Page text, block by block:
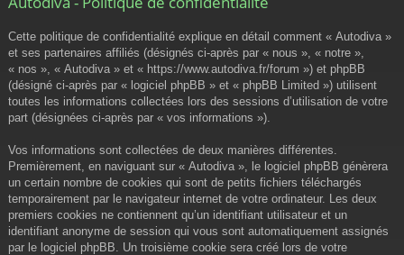
Cette politique de confidentialité explique en détail comment « Autodiva »
et ses partenaires affiliés (désignés ci-après par « nous », « notre »,
« nos », « Autodiva » et « https://www.autodiva.fr/forum ») et phpBB
(désigné ci-après par « logiciel phpBB » et « phpBB Limited ») utilisent
toutes les informations collectées lors des sessions d’utilisation de votre
part (désignées ci-après par « vos informations »).
Vos informations sont collectées de deux manières différentes.
Premièrement, en naviguant sur « Autodiva », le logiciel phpBB génèrera
un certain nombre de cookies qui sont de petits fichiers téléchargés
temporairement par le navigateur internet de votre ordinateur. Les deux
premiers cookies ne contiennent qu’un identifiant utilisateur et un
identifiant anonyme de session qui vous sont automatiquement assignés
par le logiciel phpBB. Un troisième cookie sera créé lors de votre